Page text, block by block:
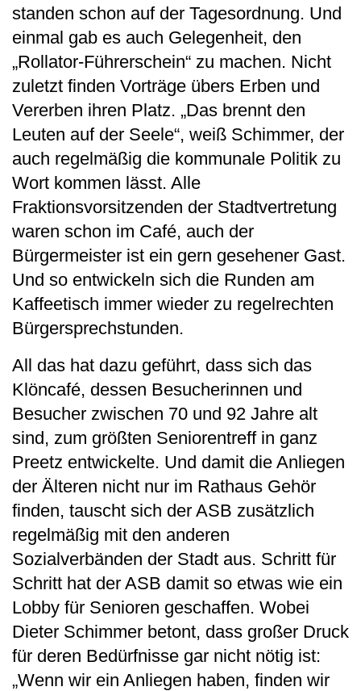
standen schon auf der Tagesordnung. Und
einmal gab es auch Gelegenheit, den
„Rollator-Führerschein“ zu machen. Nicht
zuletzt finden Vorträge übers Erben und
Vererben ihren Platz. „Das brennt den
Leuten auf der Seele“, weiß Schimmer, der
auch regelmäßig die kommunale Politik zu
Wort kommen lässt. Alle
Fraktionsvorsitzenden der Stadtvertretung
waren schon im Café, auch der
Bürgermeister ist ein gern gesehener Gast.
Und so entwickeln sich die Runden am
Kaffeetisch immer wieder zu regelrechten
Bürgersprechstunden.
All das hat dazu geführt, dass sich das
Klöncafé, dessen Besucherinnen und
Besucher zwischen 70 und 92 Jahre alt
sind, zum größten Seniorentreff in ganz
Preetz entwickelte. Und damit die Anliegen
der Älteren nicht nur im Rathaus Gehör
finden, tauscht sich der ASB zusätzlich
regelmäßig mit den anderen
Sozialverbänden der Stadt aus. Schritt für
Schritt hat der ASB damit so etwas wie ein
Lobby für Senioren geschaffen. Wobei
Dieter Schimmer betont, dass großer Druck
für deren Bedürfnisse gar nicht nötig ist:
„Wenn wir ein Anliegen haben, finden wir